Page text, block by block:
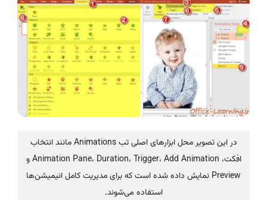
در این تصویر محل ابزارهای اصلی تب Animations مانند انتخاب
افکت، Animation Pane، Duration، Trigger، Add Animation و
Preview نمایش داده شده است که برای مدیریت کامل انیمیشن‌ها
استفاده می‌شوند.